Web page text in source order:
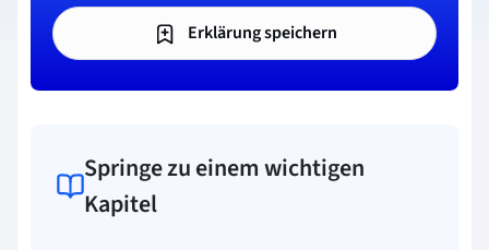
Erklärung speichern
Springe zu einem wichtigen
Kapitel